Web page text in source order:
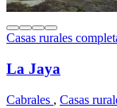
Casas rurales
La Jaya
Cabrales , Casas